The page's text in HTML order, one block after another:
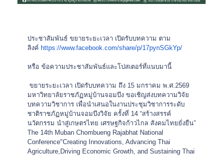
ประชาสัมพันธ์ ขยายระยะเวลา เปิดรับบทความ ตาม
ลิงค์ https://www.facebook. com/share/p/17pynSGkYp/
หรือ ข้อความประชาสัมพันธ์และโปสเตอร์ที่แนบมานี้
ขยายระยะเวลา เปิดรับบทความ ถึง 15 มกราคม พ.ศ.2569
มหาวิทยาลัยราชภัฏหมู่บ้านจอมบึง ขอเชิญส่งบทความวิจัย
บทความวิชาการ เพื่อนำเสนอในงานประชุมวิชาการระดับ
ชาติราชภัฏหมู่บ้านจอมบึงวิจัย ครั้งที่ 14 “สร้างสรรค์
นวัตกรรม นำสู่เกษตรไทย เศรษฐกิจก้าวไกล สังคมไทยยั่งยืน”
The 14th Muban Chombueng Rajabhat National
Conference"Creating Innovations, Advancing Thai
Agriculture,Driving Economic Growth, and Sustaining Thai